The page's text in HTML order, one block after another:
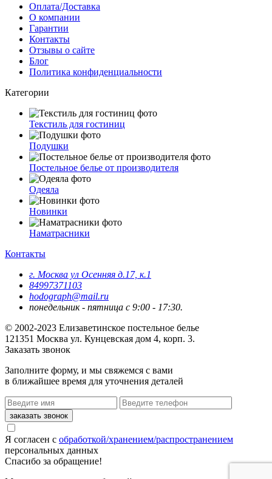
Оплата/Доставка
О компании
Гарантии
Контакты
Отзывы о сайте
Блог
Политика конфиденциальности
Категории
Текстиль для гостиниц
Подушки
Постельное белье от производителя
Одеяла
Новинки
Наматрасники
Контакты
г. Москва ул Осенняя д.17, к.1
84997371103
hodograph@mail.ru
понедельник - пятница с 9:00 - 17:30.
© 2002-2023 Елизаветинское постельное белье
121351 Москва ул. Кунцевская дом 4, корп. 3.
Заказать звонок
Заполните форму, и мы свяжемся с вами
в ближайшее время для уточнения деталей
Я согласен с обработкой/хранением/распространением
персональных данных
Спасибо за обращение!